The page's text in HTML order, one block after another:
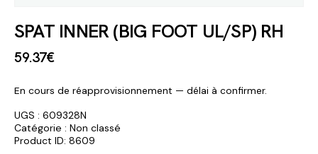
SPAT INNER (BIG FOOT UL/SP) RH
59.37€
En cours de réapprovisionnement — délai à confirmer.
UGS : 609328N
Catégorie : Non classé
Product ID: 8609